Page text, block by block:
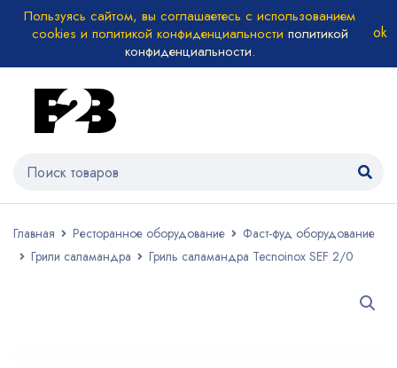
Пользуясь сайтом, вы соглашаетесь с использованием
cookies и политикой конфиденциальности политикой
конфиденциальности.
Главная Ресторанное оборудование
Фаст-фуд оборудование
Грили саламандра
Гриль саламандра Tecnoinox SEF 2/0